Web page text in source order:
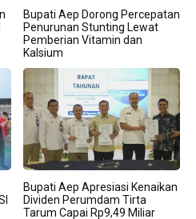
Bupati Aep Dorong Percepatan
Penurunan Stunting Lewat
Pemberian Vitamin dan
Kalsium
Bupati Aep Apresiasi Kenaikan
Dividen Perumdam Tirta
Tarum Capai Rp9,49 Miliar